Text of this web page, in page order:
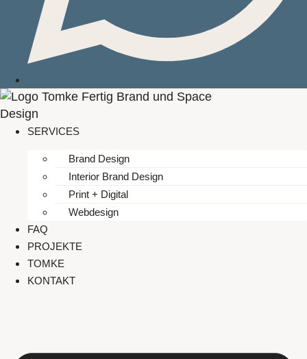
SERVICES
Brand Design
Interior Brand Design
Print + Digital
Webdesign
FAQ
PROJEKTE
TOMKE
KONTAKT